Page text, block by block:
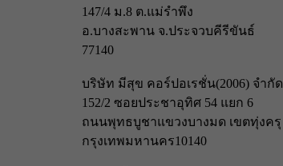
147/4 ม.8 ต.แม่รำพึง
อ.บางสะพาน จ.ประจวบคีรีขันธ์
77140
บริษัท มีสุข คอร์ปอเรชั่น(2006) จำกัด
152/2 ซอยประชาอุทิศ 54 แยก 6
ถนนพุทธบูชาแขวงบางมด เขตทุ่งครุ
กรุงเทพมหานคร10140